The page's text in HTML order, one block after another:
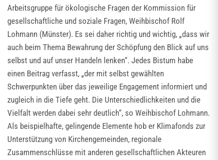
Arbeitsgruppe für ökologische Fragen der Kommission für
gesellschaftliche und soziale Fragen, Weihbischof Rolf
Lohmann (Münster). Es sei daher richtig und wichtig, „dass wir
auch beim Thema Bewahrung der Schöpfung den Blick auf uns
selbst und auf unser Handeln lenken“. Jedes Bistum habe
einen Beitrag verfasst, „der mit selbst gewählten
Schwerpunkten über das jeweilige Engagement informiert und
zugleich in die Tiefe geht. Die Unterschiedlichkeiten und die
Vielfalt werden dabei sehr deutlich“, so Weihbischof Lohmann.
Als beispielhafte, gelingende Elemente hob er Klimafonds zur
Unterstützung von Kirchengemeinden, regionale
Zusammenschlüsse mit anderen gesellschaftlichen Akteuren